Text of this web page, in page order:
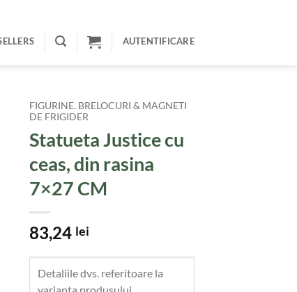
AUTENTIFICARE
FIGURINE. BRELOCURI & MAGNETI
DE FRIGIDER
Statueta Justice cu
ceas, din rasina
7×27 CM
83,24 lei